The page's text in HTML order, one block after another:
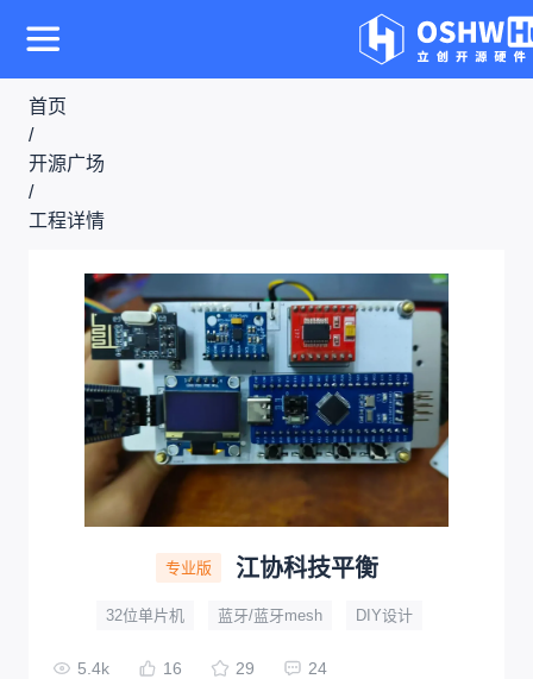
首页
/
开源广场
/
工程详情
专业版 江协科技平衡
32位单片机 蓝牙/蓝牙mesh DIY设计
5.4k 16 29
24